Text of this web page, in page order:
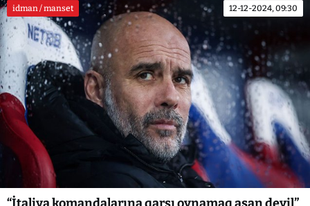
idman / manset 12-12-2024, 09:30